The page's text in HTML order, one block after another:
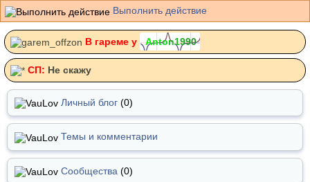
Выполнить действие
В гареме у Anton1990
СП: Не скажу
Личный блог (0)
Темы и комментарии
Сообщества (0)